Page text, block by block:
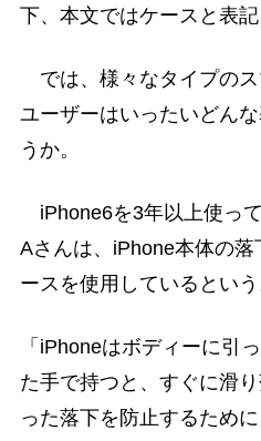
下、本文ではケースと表記
では、様々なタイプのス
ユーザーはいったいどん
うか。
iPhone6を3年以上使っ
Aさんは、iPhone本体の
ースを使用しているという
「iPhoneはボディーに引
た手で持つと、すぐに滑
った落下を防止するため